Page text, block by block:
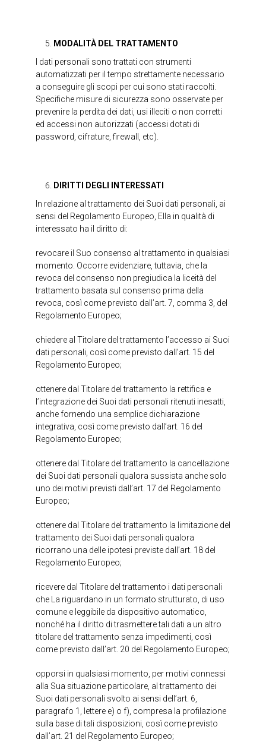
MODALITÀ DEL TRATTAMENTO
I dati personali sono trattati con strumenti
automatizzati per il tempo strettamente necessario
a conseguire gli scopi per cui sono stati raccolti.
Specifiche misure di sicurezza sono osservate per
prevenire la perdita dei dati, usi illeciti o non corretti
ed accessi non autorizzati (accessi dotati di
password, cifrature, firewall, etc).
DIRITTI DEGLI INTERESSATI
In relazione al trattamento dei Suoi dati personali, ai
sensi del Regolamento Europeo, Ella in qualità di
interessato ha il diritto di:
revocare il Suo consenso al trattamento in qualsiasi
momento. Occorre evidenziare, tuttavia, che la
revoca del consenso non pregiudica la liceità del
trattamento basata sul consenso prima della
revoca, così come previsto dall’art. 7, comma 3, del
Regolamento Europeo;
chiedere al Titolare del trattamento l’accesso ai Suoi
dati personali, così come previsto dall’art. 15 del
Regolamento Europeo;
ottenere dal Titolare del trattamento la rettifica e
l’integrazione dei Suoi dati personali ritenuti inesatti,
anche fornendo una semplice dichiarazione
integrativa, così come previsto dall’art. 16 del
Regolamento Europeo;
ottenere dal Titolare del trattamento la cancellazione
dei Suoi dati personali qualora sussista anche solo
uno dei motivi previsti dall’art. 17 del Regolamento
Europeo;
ottenere dal Titolare del trattamento la limitazione del
trattamento dei Suoi dati personali qualora
ricorrano una delle ipotesi previste dall’art. 18 del
Regolamento Europeo;
ricevere dal Titolare del trattamento i dati personali
che La riguardano in un formato strutturato, di uso
comune e leggibile da dispositivo automatico,
nonché ha il diritto di trasmettere tali dati a un altro
titolare del trattamento senza impedimenti, così
come previsto dall’art. 20 del Regolamento Europeo;
opporsi in qualsiasi momento, per motivi connessi
alla Sua situazione particolare, al trattamento dei
Suoi dati personali svolto ai sensi dell’art. 6,
paragrafo 1, lettere e) o f), compresa la profilazione
sulla base di tali disposizioni, così come previsto
dall’art. 21 del Regolamento Europeo;